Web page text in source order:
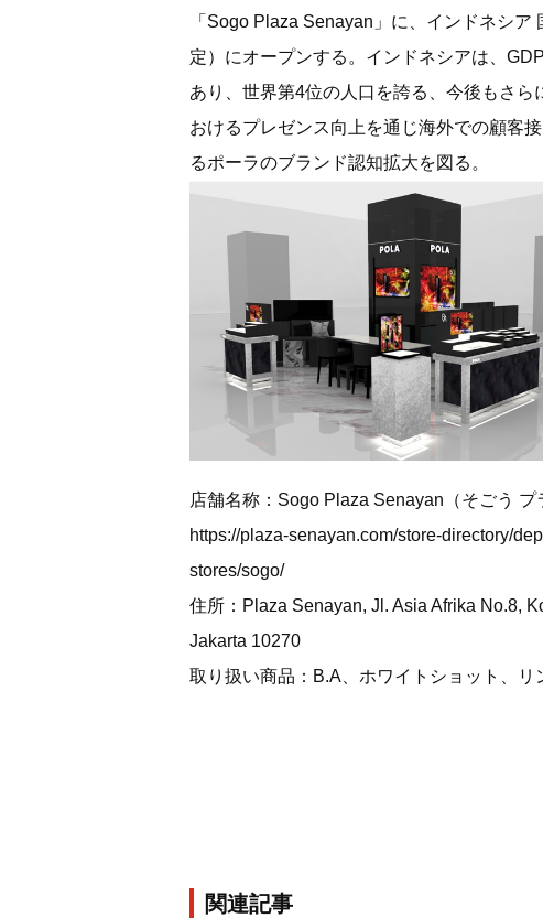
「Sogo Plaza Senayan」に、インドネシ
定）にオープンする。インドネシアは、
あり、世界第4位の人口を誇る、今後もさ
おけるプレゼンス向上を通じ海外での顧客
るポーラのブランド認知拡大を図る。
店舗名称：Sogo Plaza Senayan（そごう プ
https://plaza-senayan.com/store-directory/
stores/sogo/
住所：Plaza Senayan, Jl. Asia Afrika No.8,
Jakarta 10270
取り扱い商品：B.A、ホワイトショット、
関連記事